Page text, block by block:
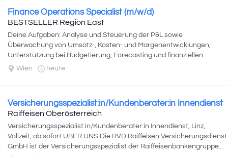
Finance Operations Specialist (m/w/d)
BESTSELLER Region East
Deine Aufgaben: Analyse und Steuerung der P&L sowie
Überwachung von Umsatz-, Kosten- und Margenentwicklungen,
Unterstützung bei Budgetierung, Forecasting und finanziellen
Hochrechnungen sowie Ableitung...
Wien heute
Versicherungsspezialist:in/Kundenberater:in Innendienst
Raiffeisen Oberösterreich
Versicherungsspezialist:in/Kundenberater:in Innendienst, Linz,
Vollzeit, ab sofort ÜBER UNS Die RVD Raiffeisen Versicherungsdienst
GmbH ist der Versicherungsspezialist der Raiffeisenbankengruppe...